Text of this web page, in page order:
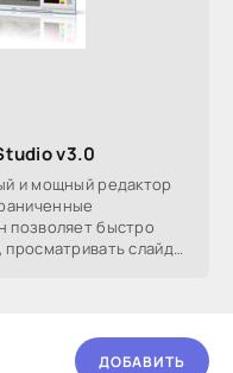
v3.0
и мощный редактор
позволяет быстро
слайд-
ДОБАВИТЬ